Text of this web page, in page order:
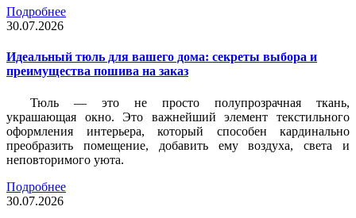
Подробнее
30.07.2026
Идеальный тюль для вашего дома: секреты выбора и
преимущества пошива на заказ
Тюль — это не просто полупрозрачная ткань,
украшающая окно. Это важнейший элемент текстильного
оформления интерьера, который способен кардинально
преобразить помещение, добавить ему воздуха, света и
неповторимого уюта.
Подробнее
30.07.2026